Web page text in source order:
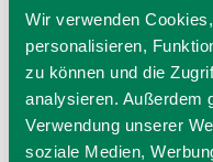
Wir verwenden
personalisieren,
zu können und die
analysieren. Außerdem
Verwendung unserer
soziale Medien,
Kurzfristige
auf der Homepage des
telefonisch unter der
Wir bitten um